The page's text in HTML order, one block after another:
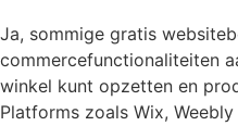
Ja, sommige gratis
commercefunctionaliteiten
winkel kunt opzetten en
Platforms zoals Wix,